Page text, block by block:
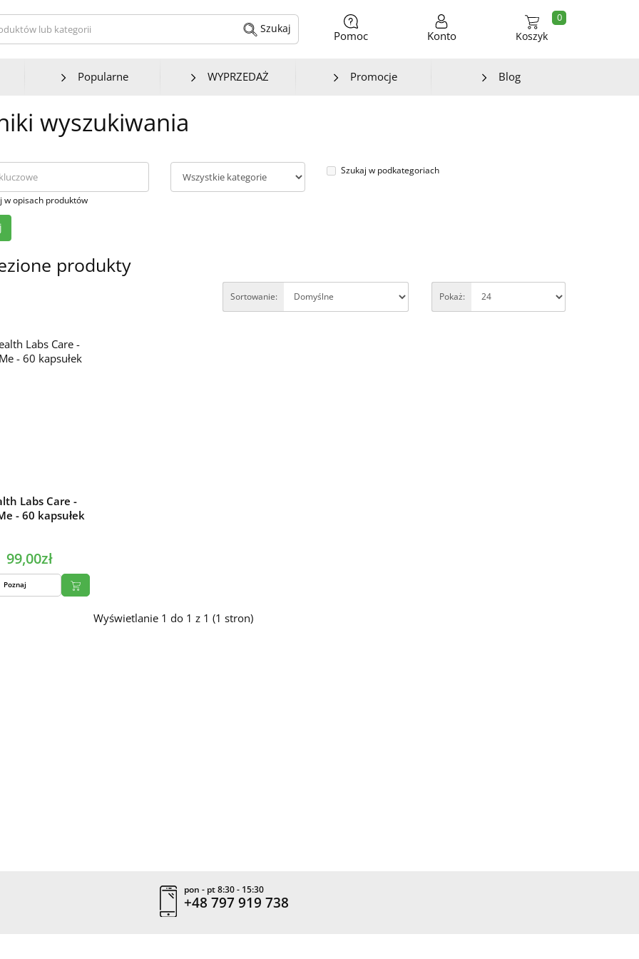
produktów lub kategorii Szukaj
Pomoc Konto Koszyk
0
Popularne WYPRZEDAŻ Promocje Blog
wyszukiwania
Szukaj w podkategoriach
w opisach produktów
produkty
Sortowanie: Pokaż:
Labs Care -
- 60 kapsułek
99,00zł
Poznaj
Wyświetlanie 1 do 1 z 1 (1 stron)
pon - pt 8:30 - 15:30
+48 797 919 738